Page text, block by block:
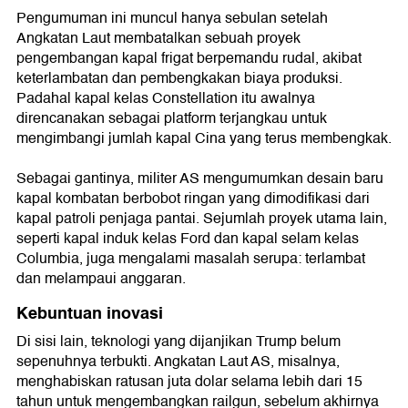
Pengumuman ini muncul hanya sebulan setelah
Angkatan Laut membatalkan sebuah proyek
pengembangan kapal frigat berpemandu rudal, akibat
keterlambatan dan pembengkakan biaya produksi.
Padahal kapal kelas Constellation itu awalnya
direncanakan sebagai platform terjangkau untuk
mengimbangi jumlah kapal Cina yang terus membengkak.
Sebagai gantinya, militer AS mengumumkan desain baru
kapal kombatan berbobot ringan yang dimodifikasi dari
kapal patroli penjaga pantai. Sejumlah proyek utama lain,
seperti kapal induk kelas Ford dan kapal selam kelas
Columbia, juga mengalami masalah serupa: terlambat
dan melampaui anggaran.
Kebuntuan inovasi
Di sisi lain, teknologi yang dijanjikan Trump belum
sepenuhnya terbukti. Angkatan Laut AS, misalnya,
menghabiskan ratusan juta dolar selama lebih dari 15
tahun untuk mengembangkan railgun, sebelum akhirnya